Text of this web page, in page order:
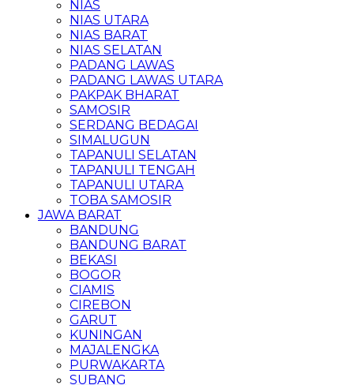
NIAS
NIAS UTARA
NIAS BARAT
NIAS SELATAN
PADANG LAWAS
PADANG LAWAS UTARA
PAKPAK BHARAT
SAMOSIR
SERDANG BEDAGAI
SIMALUGUN
TAPANULI SELATAN
TAPANULI TENGAH
TAPANULI UTARA
TOBA SAMOSIR
JAWA BARAT
BANDUNG
BANDUNG BARAT
BEKASI
BOGOR
CIAMIS
CIREBON
GARUT
KUNINGAN
MAJALENGKA
PURWAKARTA
SUBANG